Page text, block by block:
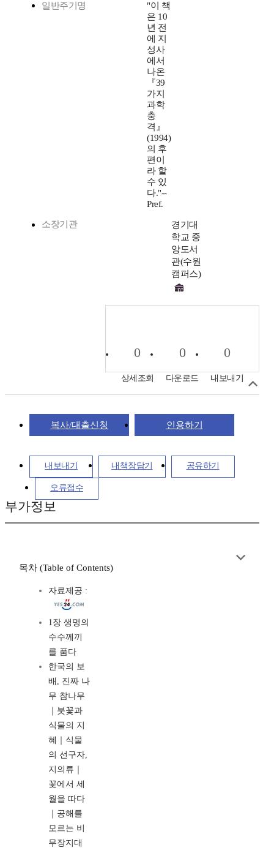
일반주기명
"이 책
은 10
년 전
에 지
성사
에서
나온
『39
가지
과학
충
격』
(1994)
의 후
편이
라 할
수 있
다."--
Pref.
소장기관
경기대
학교 중
앙도서
관(수원
캠퍼스)
0
상세조회
0
다운로드
0
내보내기
복사/대출신청 인용하기
내보내기 내책장담기 공유하기
오류접수
부가정보
목차 (Table of Contents)
자료제공 :
1장 생명의
수수께끼
를 품다
한국의 보
배, 진짜 나
무 참나무
｜붓꽃과
식물의 지
혜｜식물
의 선구자,
지의류｜
꽃에서 세
월을 따다
｜공해를
모르는 비
무장지대